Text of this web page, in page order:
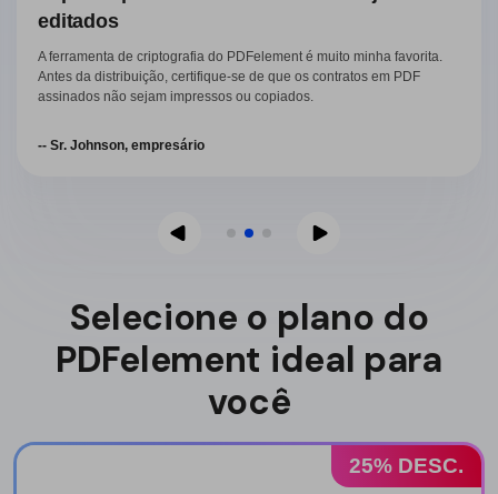
editados
A ferramenta de criptografia do PDFelement é muito minha favorita.
Antes da distribuição, certifique-se de que os contratos em PDF
assinados não sejam impressos ou copiados.
-- Sr. Johnson, empresário
Selecione o plano do
PDFelement ideal para
você
25% DESC.